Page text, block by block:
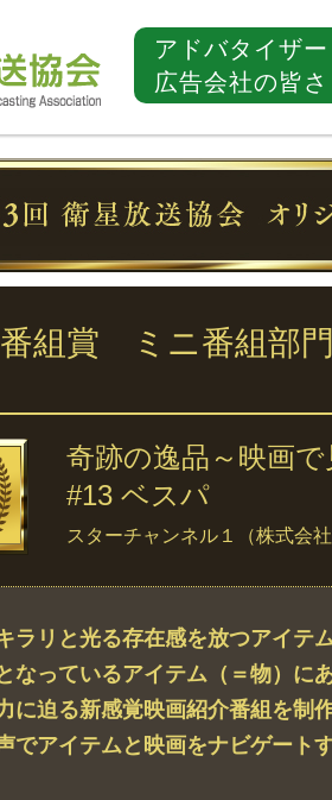
アドバタイザ
広告会社の皆
組賞 ミニ番組部
奇跡の逸品～映画
#13 ベスパ
スターチャンネル１（株式会
ラリと光る存在感を放つアイテ
なっているアイテム（＝物）に
に迫る新感覚映画紹介番組を制
でアイテムと映画をナビゲート